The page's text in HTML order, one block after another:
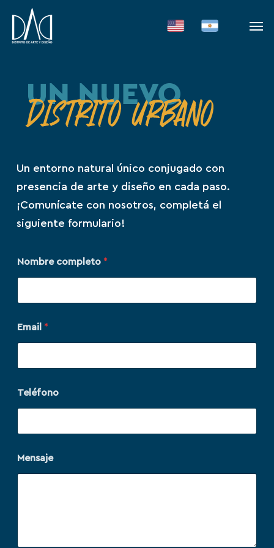
main
Un entorno natural único conjugado con
presencia de arte y diseño en cada paso.
¡Comunícate con nosotros, completá el
siguiente formulario!
Nombre completo *
Email *
Teléfono
Mensaje